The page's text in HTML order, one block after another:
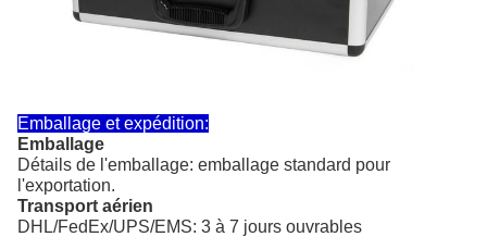
Emballage et expédition:
Emballage
Détails de l'emballage: emballage standard pour
l'exportation.
Transport aérien
DHL/FedEx/UPS/EMS: 3 à 7 jours ouvrables